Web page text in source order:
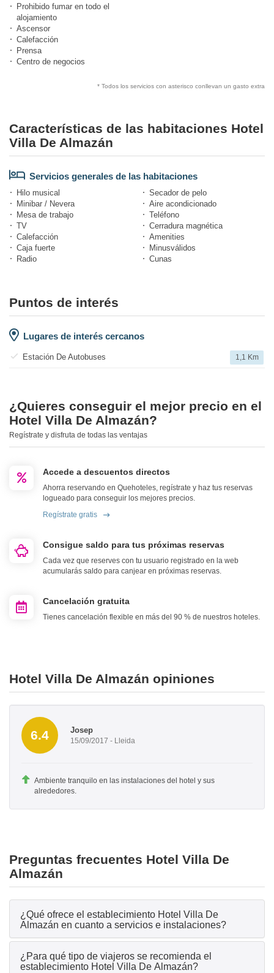
Prohibido fumar en todo el
alojamiento
Ascensor
Calefacción
Prensa
Centro de negocios
* Todos los servicios con asterisco conllevan un gasto extra
Características de las habitaciones Hotel
Villa De Almazán
Servicios generales de las habitaciones
Hilo musical
Secador de pelo
Minibar / Nevera
Aire acondicionado
Mesa de trabajo
Teléfono
TV
Cerradura magnética
Calefacción
Amenities
Caja fuerte
Minusválidos
Radio
Cunas
Puntos de interés
Lugares de interés cercanos
Estación De Autobuses 1,1 Km
¿Quieres conseguir el mejor precio en el
Hotel Villa De Almazán?
Regístrate y disfruta de todas las ventajas
Accede a descuentos directos
Ahorra reservando en Quehoteles, regístrate y haz tus reservas
logueado para conseguir los mejores precios.
Regístrate gratis
Consigue saldo para tus próximas reservas
Cada vez que reserves con tu usuario registrado en la web
acumularás saldo para canjear en próximas reservas.
Cancelación gratuita
Tienes cancelación flexible en más del 90 % de nuestros hoteles.
Hotel Villa De Almazán opiniones
6.4 Josep
15/09/2017 - Lleida
Ambiente tranquilo en las instalaciones del hotel y sus
alrededores.
Preguntas frecuentes Hotel Villa De
Almazán
¿Qué ofrece el establecimiento Hotel Villa De
Almazán en cuanto a servicios e instalaciones?
¿Para qué tipo de viajeros se recomienda el
establecimiento Hotel Villa De Almazán?